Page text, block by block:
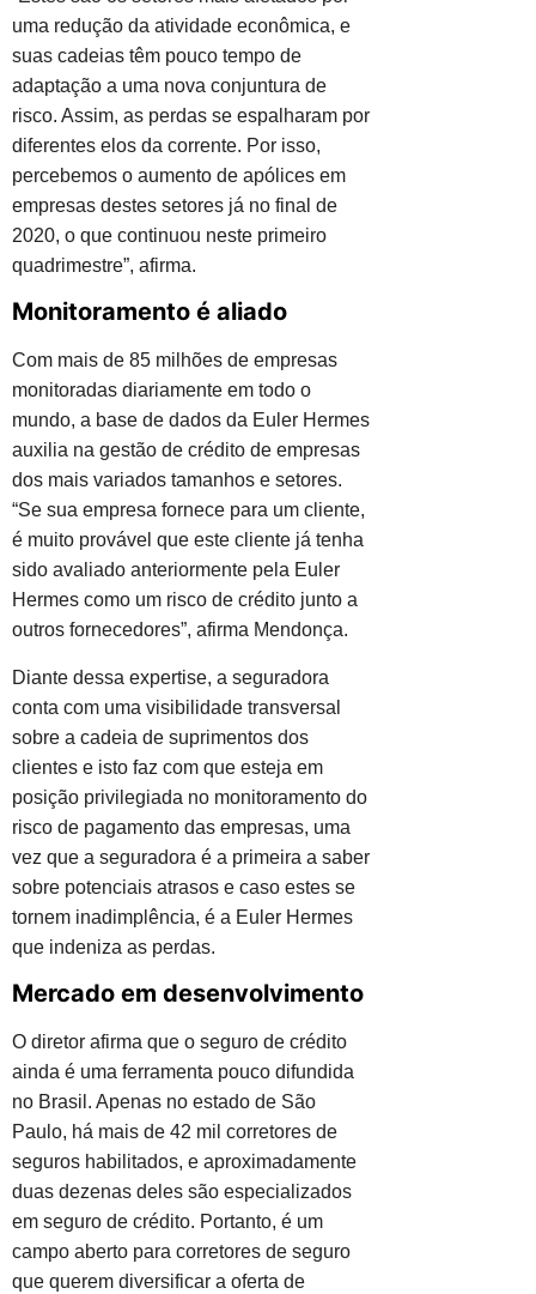
uma redução da atividade econômica, e
suas cadeias têm pouco tempo de
adaptação a uma nova conjuntura de
risco. Assim, as perdas se espalharam por
diferentes elos da corrente. Por isso,
percebemos o aumento de apólices em
empresas destes setores já no final de
2020, o que continuou neste primeiro
quadrimestre”, afirma.
Monitoramento é aliado
Com mais de 85 milhões de empresas
monitoradas diariamente em todo o
mundo, a base de dados da Euler Hermes
auxilia na gestão de crédito de empresas
dos mais variados tamanhos e setores.
“Se sua empresa fornece para um cliente,
é muito provável que este cliente já tenha
sido avaliado anteriormente pela Euler
Hermes como um risco de crédito junto a
outros fornecedores”, afirma Mendonça.
Diante dessa expertise, a seguradora
conta com uma visibilidade transversal
sobre a cadeia de suprimentos dos
clientes e isto faz com que esteja em
posição privilegiada no monitoramento do
risco de pagamento das empresas, uma
vez que a seguradora é a primeira a saber
sobre potenciais atrasos e caso estes se
tornem inadimplência, é a Euler Hermes
que indeniza as perdas.
Mercado em desenvolvimento
O diretor afirma que o seguro de crédito
ainda é uma ferramenta pouco difundida
no Brasil. Apenas no estado de São
Paulo, há mais de 42 mil corretores de
seguros habilitados, e aproximadamente
duas dezenas deles são especializados
em seguro de crédito. Portanto, é um
campo aberto para corretores de seguro
que querem diversificar a oferta de